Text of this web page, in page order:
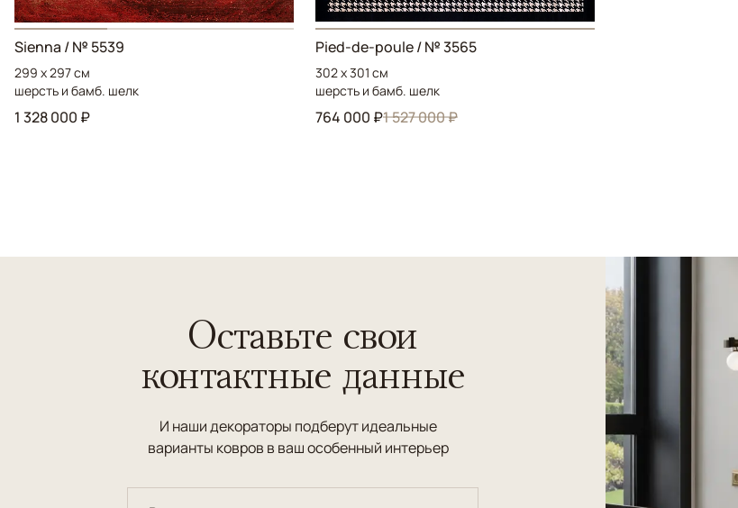
Sienna / № 5539
299 x 297 см
шерсть и бамб. шелк
1 328 000 ₽
Pied-de-poule / № 3565
302 x 301 см
шерсть и бамб. шелк
764 000 ₽1 527 000 ₽
Оставьте свои
контактные данные
И наши декораторы подберут идеальные
варианты ковров в ваш особенный интерьер